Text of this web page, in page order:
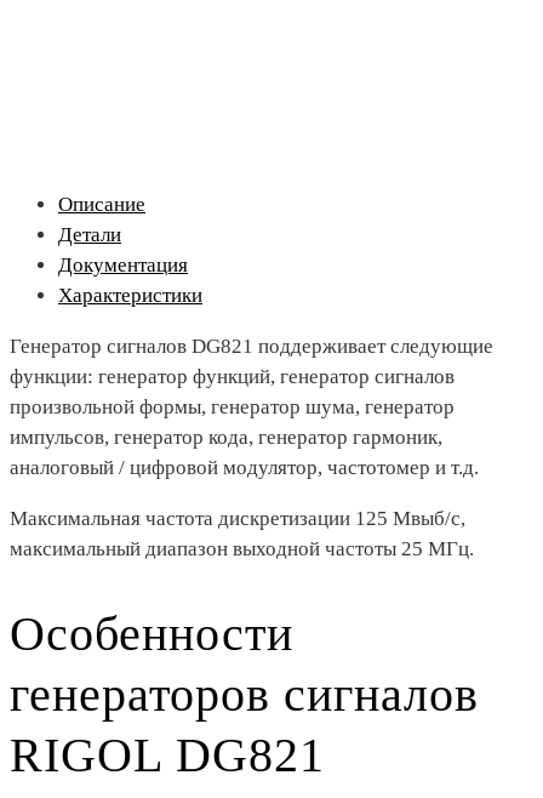
Описание
Детали
Документация
Характеристики
Генератор сигналов DG821 поддерживает следующие
функции: генератор функций, генератор сигналов
произвольной формы, генератор шума, генератор
импульсов, генератор кода, генератор гармоник,
аналоговый / цифровой модулятор, частотомер и т.д.
Максимальная частота дискретизации 125 Мвыб/с,
максимальный диапазон выходной частоты 25 МГц.
Особенности
генераторов сигналов
RIGOL DG821